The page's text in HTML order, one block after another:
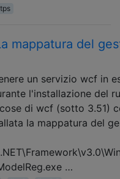
mappatura del
un servizio wcf in
l'installazione del
di wcf (sotto 3.51)
la mappatura del
…